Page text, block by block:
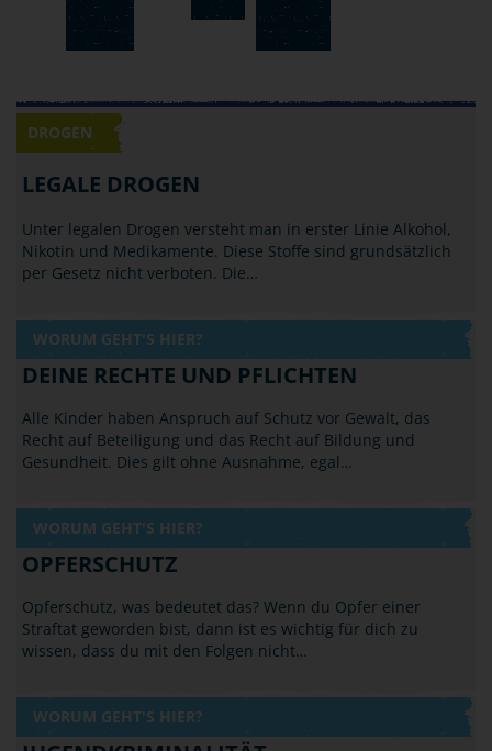
DROGEN
LEGALE DROGEN
Unter legalen Drogen versteht man in erster Linie Alkohol,
Nikotin und Medikamente. Diese Stoffe sind grundsätzlich
per Gesetz nicht verboten. Die…
WORUM GEHT'S HIER?
DEINE RECHTE UND PFLICHTEN
Alle Kinder haben Anspruch auf Schutz vor Gewalt, das
Recht auf Beteiligung und das Recht auf Bildung und
Gesundheit. Dies gilt ohne Ausnahme, egal…
WORUM GEHT'S HIER?
OPFERSCHUTZ
Opferschutz, was bedeutet das? Wenn du Opfer einer
Straftat geworden bist, dann ist es wichtig für dich zu
wissen, dass du mit den Folgen nicht…
WORUM GEHT'S HIER?